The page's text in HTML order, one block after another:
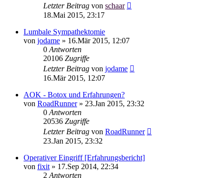
Letzter Beitrag von schaar
18.Mai 2015, 23:17
Lumbale Sympathektomie
von jodame » 16.Mär 2015, 12:07
0 Antworten
20106 Zugriffe
Letzter Beitrag von jodame
16.Mär 2015, 12:07
AOK - Botox und Erfahrungen?
von RoadRunner» 23.Jan 2015, 23:32
0 Antworten
20536 Zugriffe
Letzter Beitrag von RoadRunner
23.Jan 2015, 23:32
Operativer Eingriff [Erfahrungsbericht]
von fixit » 17.Sep 2014, 22:34
2 Antworten